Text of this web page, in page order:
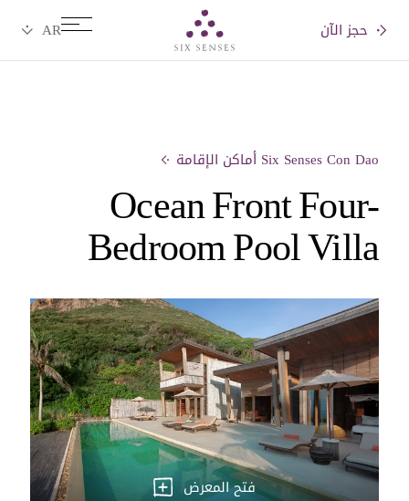
حجز الآن
Six Senses Con Dao أماكن الإقامة
Ocean Front Four-
Bedroom Pool Villa
فتح المعرض